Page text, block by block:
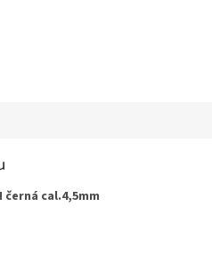
černá cal.4,5mm